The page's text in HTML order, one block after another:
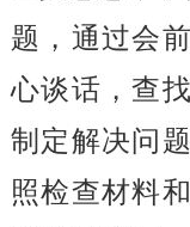
题，通过会
心谈话，查
制定解决问
照检查材料